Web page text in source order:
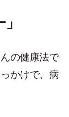
の健康法で
かけで、病